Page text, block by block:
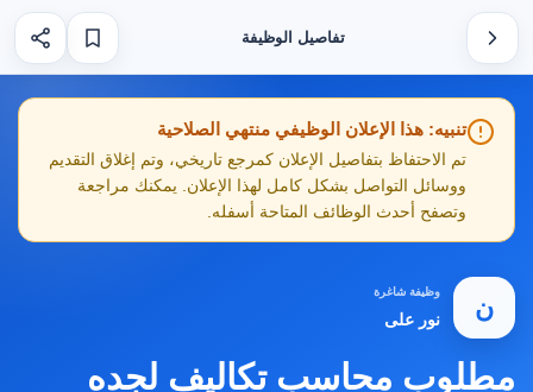
تفاصيل الوظيفة
تنبيه: هذا الإعلان الوظيفي منتهي الصلاحية
تم الاحتفاظ بتفاصيل الإعلان كمرجع تاريخي، وتم إغلاق التقديم
ووسائل التواصل بشكل كامل لهذا الإعلان. يمكنك مراجعة
وتصفح أحدث الوظائف المتاحة أسفله.
ن
وظيفة شاغرة
نور على
مطلوب محاسب تكاليف لجده